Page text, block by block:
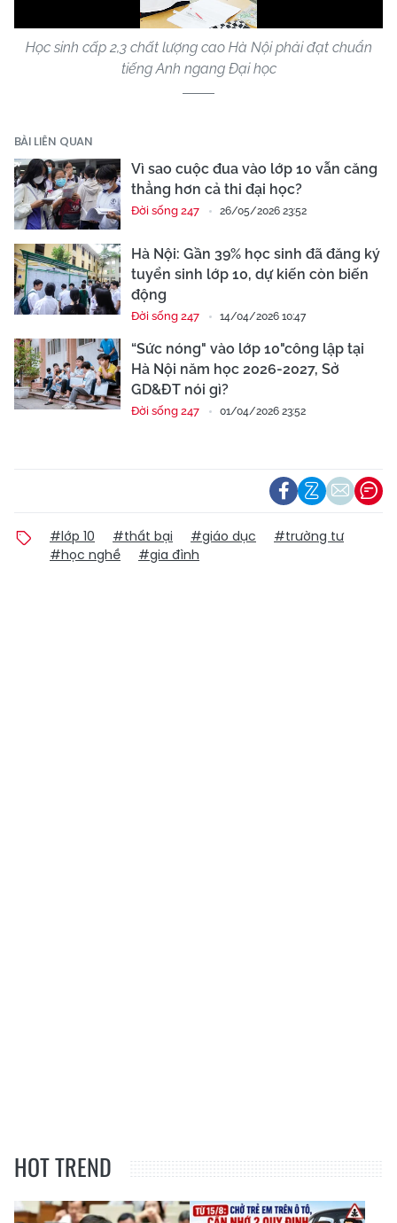
Học sinh cấp 2,3 chất lượng cao Hà Nội phải đạt chuẩn
tiếng Anh ngang Đại học
BÀI LIÊN QUAN
Vì sao cuộc đua vào lớp 10 vẫn căng
thẳng hơn cả thi đại học?
Đời sống 247 26/05/2026 23:52
Hà Nội: Gần 39% học sinh đã đăng ký
tuyển sinh lớp 10, dự kiến còn biến
động
Đời sống 247 14/04/2026 10:47
“Sức nóng" vào lớp 10"công lập tại
Hà Nội năm học 2026-2027, Sở
GD&ĐT nói gì?
Đời sống 247 01/04/2026 23:52
#lớp 10 #thất bại #giáo dục
#trường tư
#học nghề
#gia đình
HOT TREND